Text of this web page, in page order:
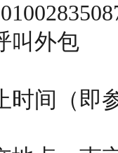
叫外包
时间（即